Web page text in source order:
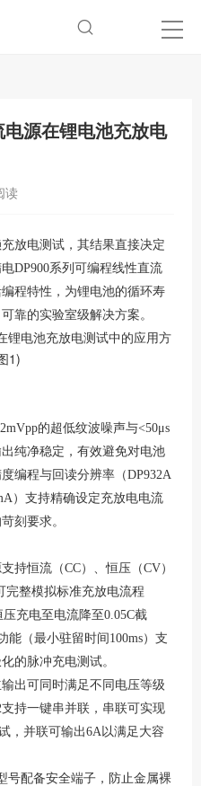
源在锂电池充放电
读
放电测试，其结果直接决定
DP900系列可编程线性直流
程特性，为锂电池的循环寿
靠的实验室级解决方案。
的超低纹波噪声与<50μs
纯净稳定，有效避免对电池
编程与回读分辨率（DP932A
）支持精确设定充放电电流
刻要求。
支持恒流（CC）、恒压（CV）
完整模拟标准充放电流程
压充电至电流降至0.05C截
能 （最小驻留时间 100ms）支
的脉冲充电测试。
输出可同时满足不同电压等级
支持一键串并联 ，串联可实现
，并联可输出6A以满足大容
号配备安全端子，防止金属裸